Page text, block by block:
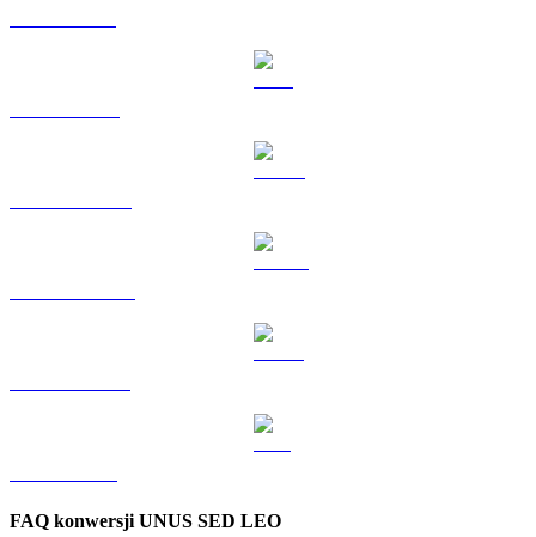
FAQ konwersji UNUS SED LEO